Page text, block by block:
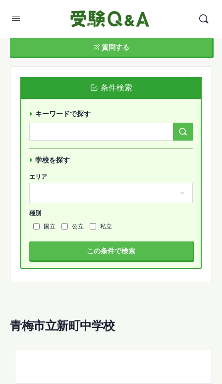
青梅市立新町中学校
質問する
条件検索
キーワードで探す
学校を探す
エリア
種別
国立
公立 私立
この条件で検索